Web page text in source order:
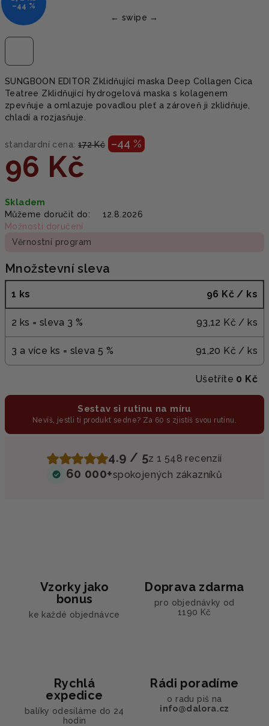
SUNGBOON EDITOR Zklidňující maska Deep Collagen Cica
Teatree Zklidňující hydrogelová maska s kolagenem
zpevňuje a omlazuje povadlou pleť a zároveň ji zklidňuje,
chladí a rozjasňuje.
standardní cena: 172 Kč –44 %
96 Kč
cena:
Skladem
Můžeme doručit do:
12.8.2026
Možnosti doručení
Věrnostní program
Množstevní sleva
1 ks 96 Kč / ks
2 ks = sleva 3 % 93,12 Kč / ks
3 a více ks = sleva 5 % 91,20 Kč / ks
Ušetříte 0 Kč
Sestav si rutinu na míru
Nevíš, jestli ti produkt sedne? Za 60 s zjistíš svou rutinu.
4.9 / 5z 1 548 recenzií
60 000+spokojených zákazníků
–44 %
Vzorky jako
bonus
ke každé objednávce
Doprava zdarma
pro objednávky od
1190 Kč
Rychlá
expedice
balíky odesíláme do 24
hodin
Rádi poradíme
o radu piš na
info@dalora.cz